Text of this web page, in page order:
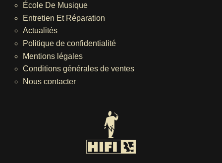
École De Musique
Entretien Et Réparation
Actualités
Politique de confidentialité
Mentions légales
Conditions générales de ventes
Nous contacter